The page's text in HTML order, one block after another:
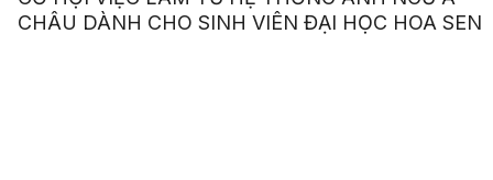
CHÂU DÀNH CHO SINH VIÊN ĐẠI HỌC HOA SEN